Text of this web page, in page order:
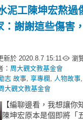
泥工陳坤宏熬過
：謝謝這些傷害
新於 2020.8.7 15:11 瀏
： 周大觀文教基金會
志 故事,享專欄 , 人物故事
大觀文教基金會
【編聊邊看，我想讓你
陳坤宏原本是個即將「